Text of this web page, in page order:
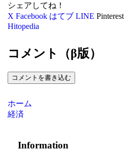
シェアしてね！
X Facebook はてブ LINE Pinterest
Hitopedia
コメント（β版）
コメントを書き込む
ホーム
経済
Information